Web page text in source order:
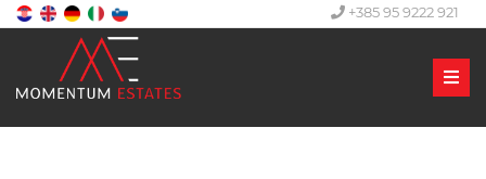
+385 95 9222 921